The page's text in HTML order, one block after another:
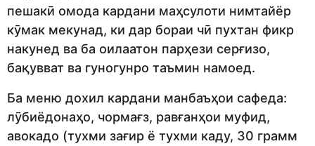
пешакӣ омода кардани маҳсулоти нимтайёр
кӯмак мекунад, ки дар бораи чӣ пухтан фикр
накунед ва ба оилаатон парҳези серғизо,
бақувват ва гуногунро таъмин намоед.
Ба меню дохил кардани манбаъҳои сафеда:
лӯбиёдонаҳо, чормағз, равғанҳои муфид,
авокадо (тухми зағир ё тухми каду, 30 грамм